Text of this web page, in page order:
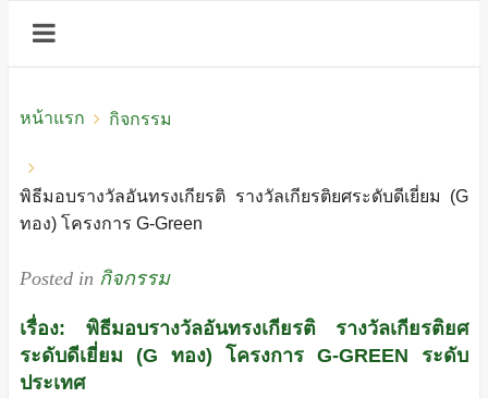
หน้าแรก กิจกรรม
พิธีมอบรางวัลอันทรงเกียรติ รางวัลเกียรติยศระดับดีเยี่ยม (G
ทอง) โครงการ G-Green
Posted in กิจกรรม
เรื่อง: พิธีมอบรางวัลอันทรงเกียรติ รางวัลเกียรติยศ
ระดับดีเยี่ยม (G ทอง) โครงการ G-GREEN ระดับ
ประเทศ